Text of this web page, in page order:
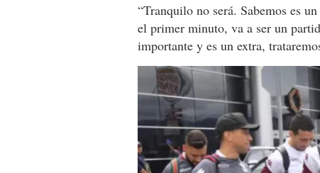
“Tranquilo no será. Sabemos es
el primer minuto, va a ser un
importante y es un extra,